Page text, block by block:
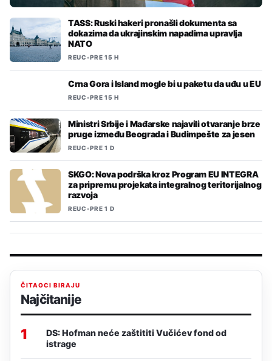
TASS: Ruski hakeri pronašli dokumenta sa
dokazima da ukrajinskim napadima upravlja
NATO
REUC•PRE 15 H
Crna Gora i Island mogle bi u paketu da uđu u EU
REUC•PRE 15 H
Ministri Srbije i Mađarske najavili otvaranje brze
pruge između Beograda i Budimpešte za jesen
REUC•PRE 1 D
SKGO: Nova podrška kroz Program EU INTEGRA
za pripremu projekata integralnog teritorijalnog
razvoja
REUC•PRE 1 D
ČITAOCI BIRAJU
Najčitanije
1
DS: Hofman neće zaštititi Vučićev fond od
istrage